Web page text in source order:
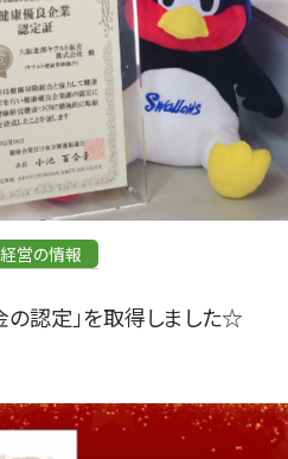
営の情報
の認定」を取得しました☆